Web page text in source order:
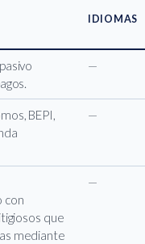
IDIOMAS
—
BEPI,
—
con
que
mediante
—